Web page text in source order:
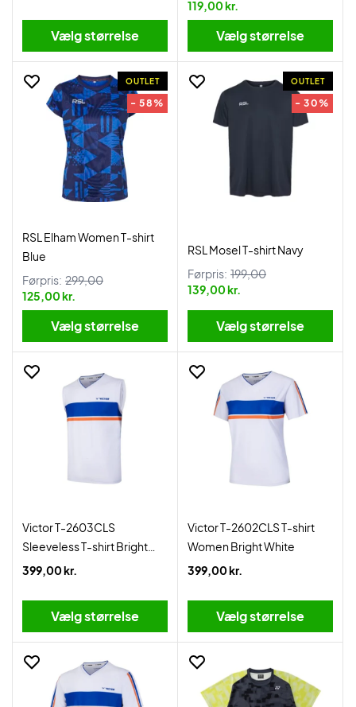
Vælg størrelse
119,00 kr.
Vælg størrelse
OUTLET
- 58%
RSL Elham Women T-shirt
Blue
Førpris: 299,00
125,00 kr.
Vælg størrelse
OUTLET
- 30%
RSL Mosel T-shirt Navy
Førpris: 199,00
139,00 kr.
Vælg størrelse
Victor T-2603CLS
Sleeveless T-shirt Bright
White
399,00 kr.
Vælg størrelse
Victor T-2602CLS T-shirt
Women Bright White
399,00 kr.
Vælg størrelse